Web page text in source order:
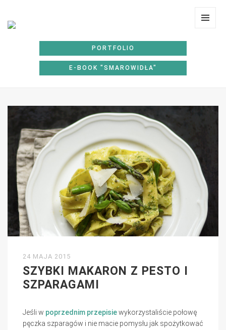
PORTFOLIO
E-BOOK "SMAROWIDŁA"
24 MAJA 2015
SZYBKI MAKARON Z PESTO I
SZPARAGAMI
Jeśli w poprzednim przepisiewykorzystaliście połowę
pęczka szparagów i nie macie pomysłu jak spożytkować